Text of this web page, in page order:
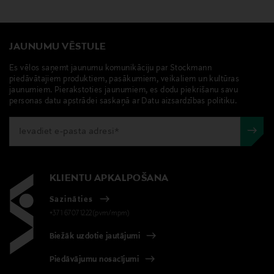
JAUNUMU VĒSTULE
Es vēlos saņemt jaunumu komunikāciju par Stockmann
piedāvātajiem produktiem, pasākumiem, veikaliem un kultūras
jaunumiem. Pierakstoties jaunumiem, es dodu piekrišanu savu
personas datu apstrādei saskaņā ar Datu aizsardzības politiku.
KLIENTU APKALPOŠANA
Sazināties
+371 67071222(pvm/mpm)
Biežāk uzdotie jautājumi
Piedāvājumu nosacījumi